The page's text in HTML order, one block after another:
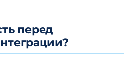
перед